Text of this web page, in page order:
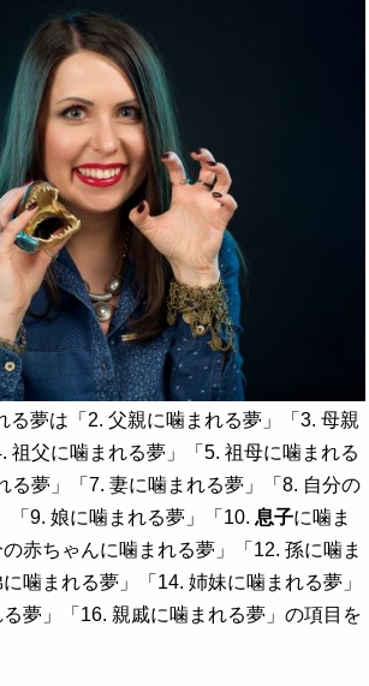
る夢は「2. 父親に噛まれる夢」「3. 母親
祖父に噛まれる夢」「5. 祖母に噛まれる
る夢」「7. 妻に噛まれる夢」「8. 自分の
「9. 娘に噛まれる夢」「10. 息子に噛ま
赤ちゃんに噛まれる夢」「12. 孫に噛ま
噛まれる夢」「14. 姉妹に噛まれる夢」
る夢」「16. 親戚に噛まれる夢」の項目を